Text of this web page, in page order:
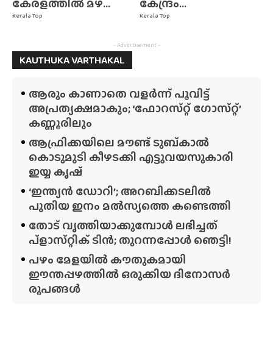
Kerala Top
കേരളത്തിൽ മഴ...
Kerala Top
കേന്ദ്രം...
- Advertisement -
KAUTHUKA VARTHAKAL
ആരും കാണാതെ വളർന്ന് പൂവിട്ട്
അപ്രത്യക്ഷമാകും; ‘ഫോറസ്‌റ്റ്‌ ഗോസ്‌റ്റ്’
കണ്ണൂരിലും
ആഫ്രിക്കയിലെ മൗണ്ട് ടുബ്‌കാൽ
കൊടുമുടി കീഴടക്കി എട്ടുവയസുകാരി
ഇയ്യ കൃഷ്
‘ഇന്ത്യൻ ഡോറി’; അറബിക്കടലിൽ
പുതിയ ഇനം മൽസ്യത്തെ കണ്ടെത്തി
തോട് വൃത്തിയാക്കുമ്പോൾ ലഭിച്ചത്
പ്‌ളാസ്‌റ്റിക് ടിൻ; തുറന്നപ്പോൾ ഞെട്ടി!
പഴം മേളയിൽ കൗതുകമായി
ഈന്തപ്പഴത്തിൽ ഒരുക്കിയ ദിനോസർ
രൂപങ്ങൾ